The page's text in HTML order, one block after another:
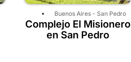
Buenos Aires- San Pedro
Complejo El Misionero
en San Pedro